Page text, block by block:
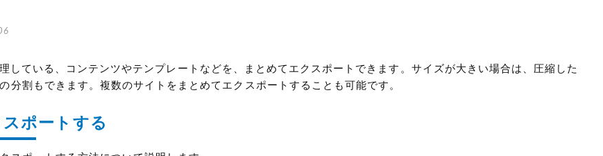
している、コンテンツやテンプレートなどを、まとめてエクスポートできます。サイズが大きい場合は、圧縮した
分割もできます。複数のサイトをまとめてエクスポートすることも可能です。
ポートする